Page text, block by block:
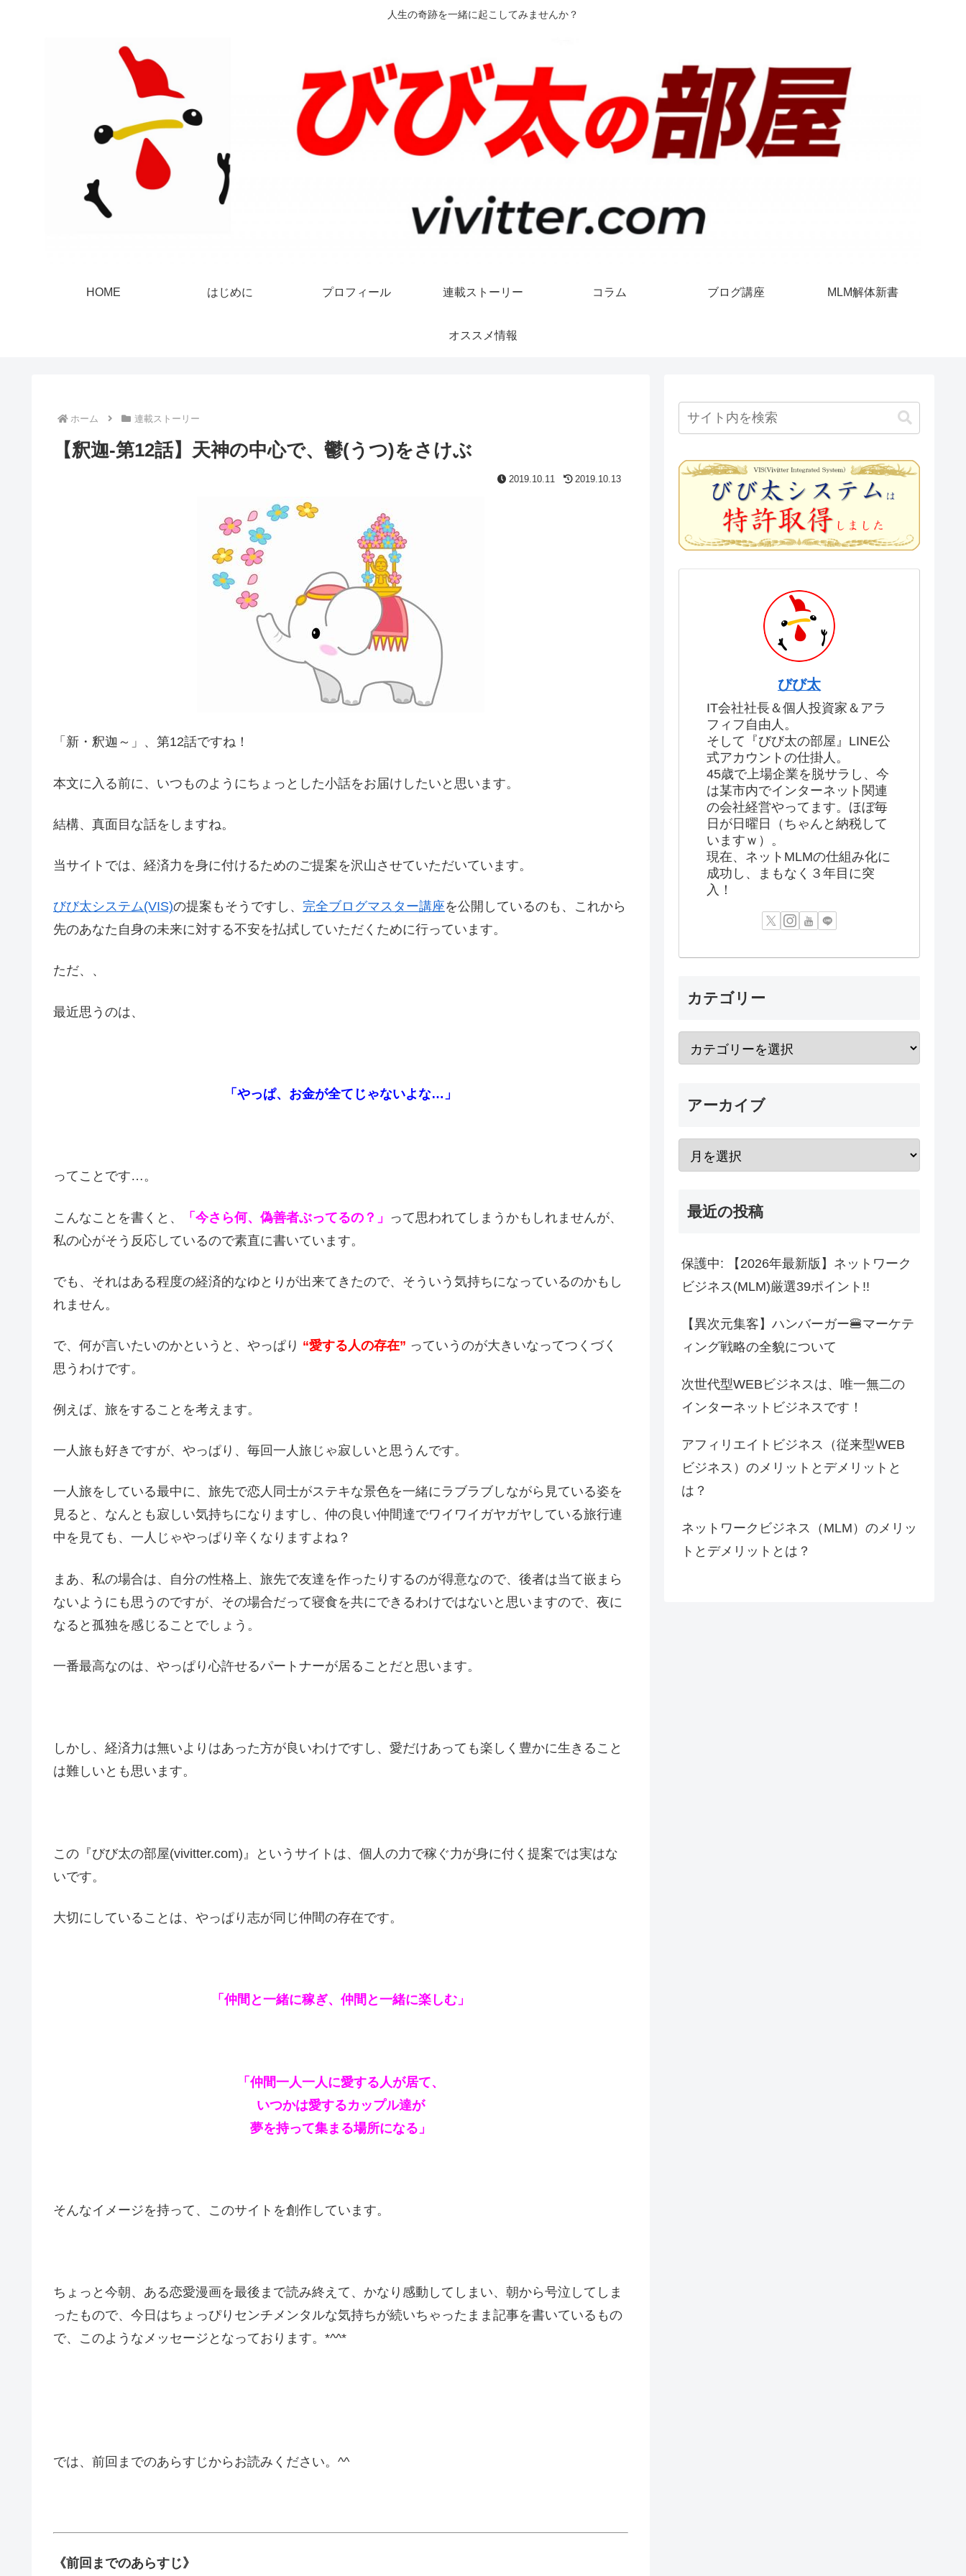
人生の奇跡を一緒に起こしてみませんか？
HOME はじめに プロフィール 連載ストーリー コラム ブログ講座 MLM解体新書
オススメ情報
ホーム 連載ストーリー
【釈迦-第12話】天神の中心で、鬱(うつ)をさけぶ
2019.10.11 2019.10.13
「新・釈迦～」、第12話ですね！
本文に入る前に、いつものようにちょっとした小話をお届けしたいと思います。
結構、真面目な話をしますね。
当サイトでは、経済力を身に付けるためのご提案を沢山させていただいています。
びび太システム(VIS)の提案もそうですし、 完全ブログマスター講座を公開しているのも、これから
先のあなた自身の未来に対する不安を払拭していただくために行っています。
ただ、、
最近思うのは、
「やっぱ、お金が全てじゃないよな…」
ってことです…。
こんなことを書くと、 「今さら何、偽善者ぶってるの？」 って思われてしまうかもしれませんが、
私の心がそう反応しているので素直に書いています。
でも、それはある程度の経済的なゆとりが出来てきたので、そういう気持ちになっているのかもし
れません。
で、何が言いたいのかというと、やっぱり “愛する人の存在” っていうのが大きいなってつくづく
思うわけです。
例えば、旅をすることを考えます。
一人旅も好きですが、やっぱり、毎回一人旅じゃ寂しいと思うんです。
一人旅をしている最中に、旅先で恋人同士がステキな景色を一緒にラブラブしながら見ている姿を
見ると、なんとも寂しい気持ちになりますし、仲の良い仲間達でワイワイガヤガヤしている旅行連
中を見ても、一人じゃやっぱり辛くなりますよね？
まあ、私の場合は、自分の性格上、旅先で友達を作ったりするのが得意なので、後者は当て嵌まら
ないようにも思うのですが、その場合だって寝食を共にできるわけではないと思いますので、夜に
なると孤独を感じることでしょう。
一番最高なのは、やっぱり心許せるパートナーが居ることだと思います。
しかし、経済力は無いよりはあった方が良いわけですし、愛だけあっても楽しく豊かに生きること
は難しいとも思います。
この『びび太の部屋(vivitter.com)』というサイトは、個人の力で稼ぐ力が身に付く提案では実はな
いです。
大切にしていることは、やっぱり志が同じ仲間の存在です。
「仲間と一緒に稼ぎ、 仲間と一緒に楽しむ」
「仲間一人一人に愛する人が居て、
いつかは愛するカップル達が
夢を持って集まる場所になる」
そんなイメージを持って、このサイトを創作しています。
ちょっと今朝、ある恋愛漫画を最後まで読み終えて、かなり感動してしまい、朝から号泣してしま
ったもので、今日はちょっぴりセンチメンタルな気持ちが続いちゃったまま記事を書いているもの
で、このようなメッセージとなっております。*^^*
では、前回までのあらすじからお読みください。^^
《前回までのあらすじ》
びび太
IT会社社長＆個人投資家＆アラ
フィフ自由人。
そして『びび太の部屋』LINE公
式アカウントの仕掛人。
45歳で上場企業を脱サラし、今
は某市内でインターネット関連
の会社経営やってます。ほぼ毎
日が日曜日（ちゃんと納税して
いますｗ）。
現在、ネットMLMの仕組み化に
成功し、まもなく３年目に突
入！
カテゴリー
アーカイブ
最近の投稿
保護中: 【2026年最新版】ネットワーク
ビジネス(MLM)厳選39ポイント!!
【異次元集客】ハンバーガー🍔マーケテ
ィング戦略の全貌について
次世代型WEBビジネスは、唯一無二の
インターネットビジネスです！
アフィリエイトビジネス（従来型WEB
ビジネス）のメリットとデメリットと
は？
ネットワークビジネス（MLM）のメリッ
トとデメリットとは？